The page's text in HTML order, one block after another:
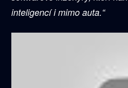
inteligencí i mimo auta.“